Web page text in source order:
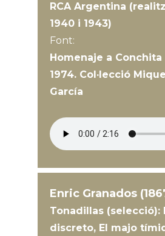
RCA Argentina
1940 i 1943)
Font:
Homenaje a Conchita
1974. Col·lecció
García
Enric Granados
Tonadillas (selecció):
discreto, El majo